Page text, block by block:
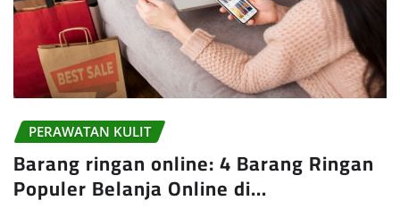
PERAWATAN KULIT
Barang ringan online: 4 Barang Ringan
Populer Belanja Online di…